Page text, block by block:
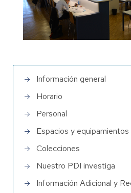
Información general
Horario
Personal
Espacios y equipamientos
Colecciones
Nuestro PDI investiga
Información Adicional y